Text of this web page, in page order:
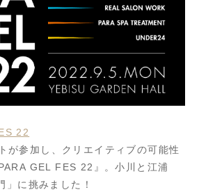
22
が参加し、クリエイティブの可能性
GEL FES 22』。小川と江浦
に挑みました！